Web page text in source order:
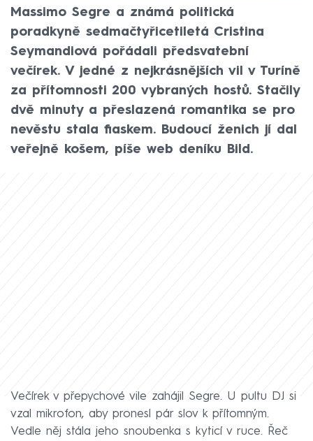
Massimo Segre a známá politická
poradkyně sedmačtyřicetiletá Cristina
Seymandiová pořádali předsvatební
večírek. V jedné z nejkrásnějších vil v Turíně
za přítomnosti 200 vybraných hostů. Stačily
dvě minuty a přeslazená romantika se pro
nevěstu stala fiaskem. Budoucí ženich jí dal
veřejně košem, píše web deníku Bild.
Večírek v přepychové vile zahájil Segre. U pultu DJ si
vzal mikrofon, aby pronesl pár slov k přítomným.
Vedle něj stála jeho snoubenka s kyticí v ruce. Řeč